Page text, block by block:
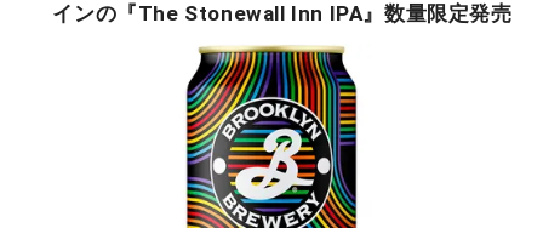
インの『The Stonewall Inn IPA』数量限定発売